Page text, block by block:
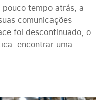
tempo atrás, a
comunicações
foi descontinuado, o
encontrar uma